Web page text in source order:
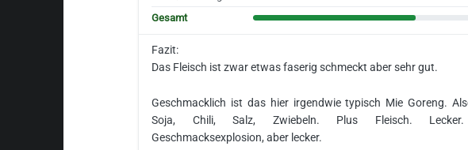
Gesamt
Fazit:
Das Fleisch ist zwar etwas faserig schmeckt aber sehr gut.
Geschmacklich ist das hier irgendwie typisch Mie Goreng.
Soja, Chili, Salz, Zwiebeln. Plus Fleisch.
Geschmacksexplosion, aber lecker.